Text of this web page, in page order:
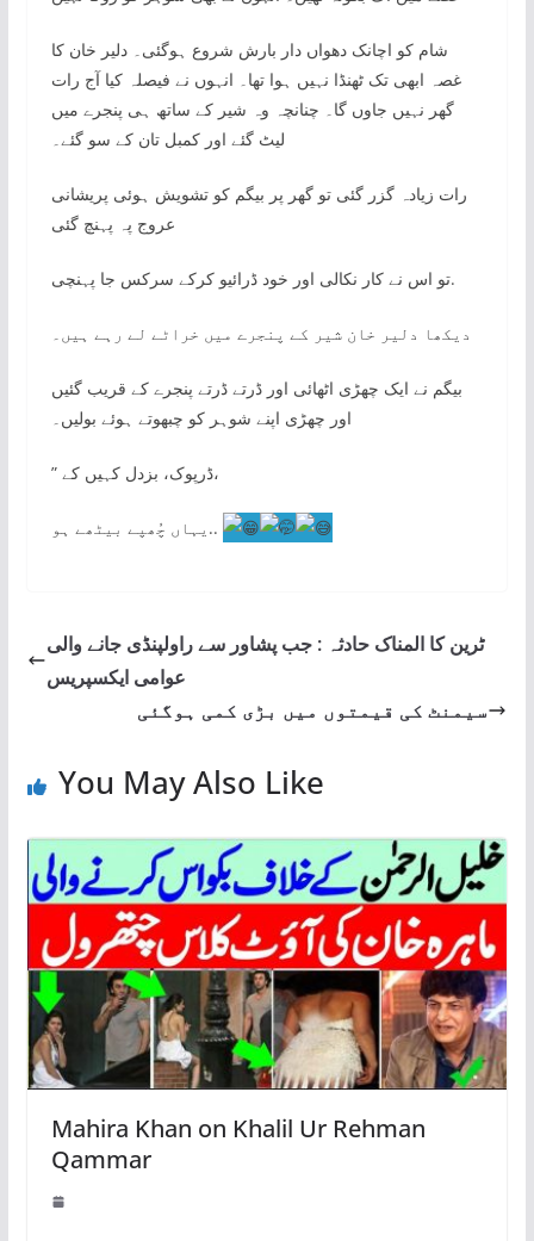
‏شام کو اچانک دھواں دار بارش شروع ہوگئی۔ دلیر خان کا
غصہ ابھی تک ٹھنڈا نہیں ہوا تھا۔ انہوں نے فیصلہ کیا آج رات
گھر نہیں جاوں گا۔ چنانچہ وہ شیر کے ساتھ ہی پنجرے میں
لیٹ گئے اور کمبل تان کے سو گئے۔
رات زیادہ گزر گئی تو گھر پر بیگم کو تشویش ہوئی پریشانی
عروج پہ پہنچ گئی
‏تو اس نے کار نکالی اور خود ڈرائیو کرکے سرکس جا پہنچی.
دیکھا دلیر خان شیر کے پنجرے میں خراٹے لے رہے ہیں۔
بیگم نے ایک چھڑی اٹھائی اور ڈرتے ڈرتے پنجرے کے قریب گئیں
اور چھڑی اپنے شوہر کو چبھوتے ہوئے بولیں۔
” ڈرپوک، بزدل کہیں کے،
یہاں چُھپے بیٹھے ہو..
ٹرین کا المناک حادثہ : جب پشاور سے راولپنڈی جانے والی
عوامی ایکسپریس
سیمنٹ کی قیمتوں میں بڑی کمی ہوگئی
You May Also Like
Mahira Khan on Khalil Ur Rehman
Qammar